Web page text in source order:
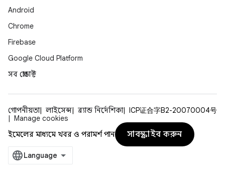
Android
Chrome
Firebase
Google Cloud Platform
সব প্রোডাক্ট
গোপনীয়তা লাইসেন্স ব্র্যান্ড নির্দেশিকা
ICP证合字B2-20070004号
Manage cookies
ইমেলের মাধ্যমে খবর ও পরামর্শ পান
সাবস্ক্রাইব করুন